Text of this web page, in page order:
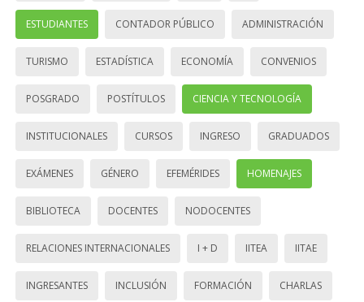
ESTUDIANTES CONTADOR PÚBLICO ADMINISTRACIÓN
TURISMO ESTADÍSTICA ECONOMÍA CONVENIOS
POSGRADO POSTÍTULOS CIENCIA Y TECNOLOGÍA
INSTITUCIONALES CURSOS INGRESO GRADUADOS
EXÁMENES GÉNERO EFEMÉRIDES HOMENAJES
BIBLIOTECA DOCENTES NODOCENTES
RELACIONES INTERNACIONALES I + D IITEA IITAE
INGRESANTES INCLUSIÓN FORMACIÓN CHARLAS